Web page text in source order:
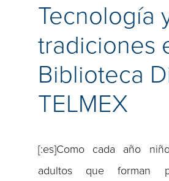
Tecnología
tradiciones
Biblioteca
TELMEX
[:es]Como cada año
adultos que forman